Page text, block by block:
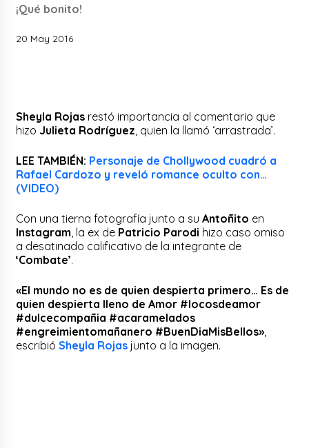
¡Qué bonito!
20 May 2016
Sheyla Rojas restó importancia al comentario que
hizo Julieta Rodríguez , quien la llamó ‘arrastrada’.
LEE TAMBIÉN: Personaje de Chollywood cuadró a
Rafael Cardozo y reveló romance oculto con…
(VIDEO)
Con una tierna fotografía junto a suAntoñito en
Instagram , la ex de Patricio Parodi hizo caso omiso
a desatinado calificativo de la integrante de
‘Combate’.
«El mundo no es de quien despierta primero… Es de
quien despierta lleno de Amor #locosdeamor
#dulcecompañia #acaramelados
#engreimientomañanero #BuenDiaMisBellos»
escribióSheyla Rojas junto a la imagen.